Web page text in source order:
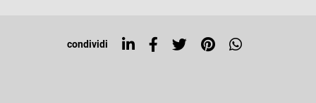
Top ricerche
condividi